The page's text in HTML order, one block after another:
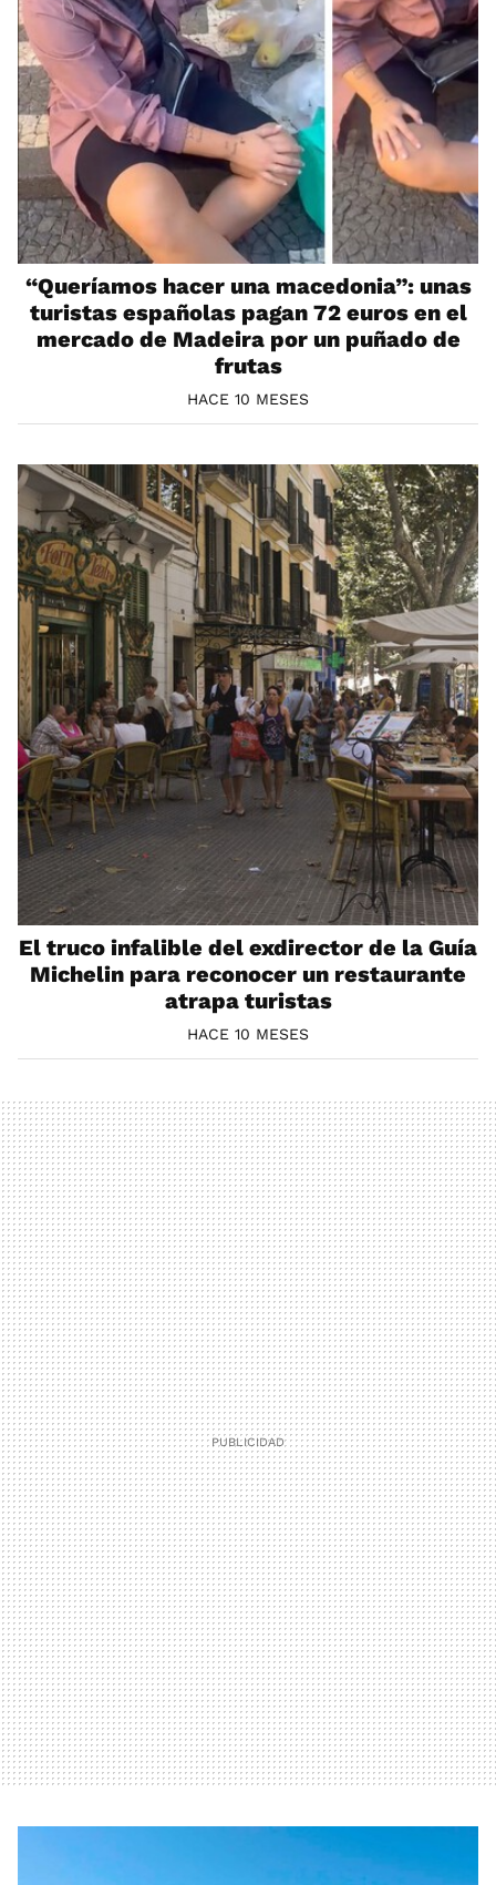
“Queríamos hacer una macedonia”: unas
turistas españolas pagan 72 euros en el
mercado de Madeira por un puñado de
frutas
HACE 10 MESES
El truco infalible del exdirector de la Guía
Michelin para reconocer un restaurante
atrapa turistas
HACE 10 MESES